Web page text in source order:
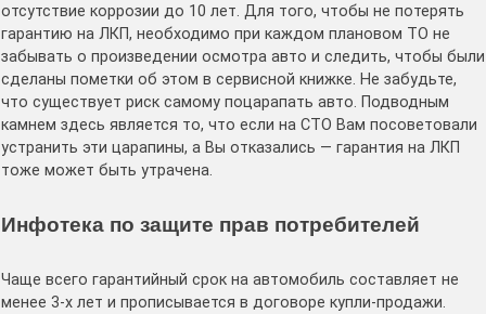
отсутствие коррозии до 10 лет. Для того, чтобы не потерять
гарантию на ЛКП, необходимо при каждом плановом ТО не
забывать о произведении осмотра авто и следить, чтобы были
сделаны пометки об этом в сервисной книжке. Не забудьте,
что существует риск самому поцарапать авто. Подводным
камнем здесь является то, что если на СТО Вам посоветовали
устранить эти царапины, а Вы отказались — гарантия на ЛКП
тоже может быть утрачена.
Инфотека по защите прав потребителей
Чаще всего гарантийный срок на автомобиль составляет не
менее 3-х лет и прописывается в договоре купли-продажи.